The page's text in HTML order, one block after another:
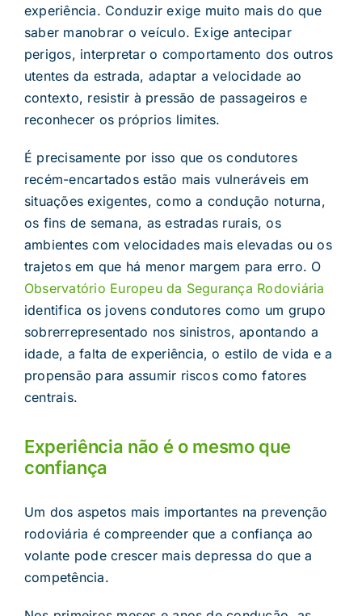
experiência. Conduzir exige muito mais do que
saber manobrar o veículo. Exige antecipar
perigos, interpretar o comportamento dos outros
utentes da estrada, adaptar a velocidade ao
contexto, resistir à pressão de passageiros e
reconhecer os próprios limites.
É precisamente por isso que os condutores
recém-encartados estão mais vulneráveis em
situações exigentes, como a condução noturna,
os fins de semana, as estradas rurais, os
ambientes com velocidades mais elevadas ou os
trajetos em que há menor margem para erro. O
Observatório Europeu da Segurança Rodoviária
identifica os jovens condutores como um grupo
sobrerrepresentado nos sinistros, apontando a
idade, a falta de experiência, o estilo de vida e a
propensão para assumir riscos como fatores
centrais.
Experiência não é o mesmo que
confiança
Um dos aspetos mais importantes na prevenção
rodoviária é compreender que a confiança ao
volante pode crescer mais depressa do que a
competência.